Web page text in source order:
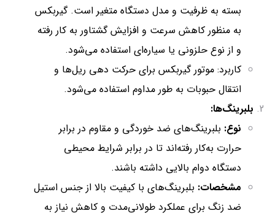
بسته به ظرفیت و مدل دستگاه متغیر است. گیربکس
به منظور کاهش سرعت و افزایش گشتاور به کار رفته
و از نوع حلزونی یا سیاره‌ای استفاده می‌شود.
کاربرد: موتور گیربکس برای حرکت دهی ریل‌ها و
انتقال حبوبات به طور مداوم استفاده می‌شود.
بلبرینگ‌ها:
نوع: بلبرینگ‌های ضد خوردگی و مقاوم در برابر
حرارت به‌کار رفته‌اند تا در برابر شرایط محیطی
دستگاه دوام بالایی داشته باشند.
مشخصات: بلبرینگ‌های با کیفیت بالا از جنس استیل
ضد زنگ برای عملکرد طولانی‌مدت و کاهش نیاز به